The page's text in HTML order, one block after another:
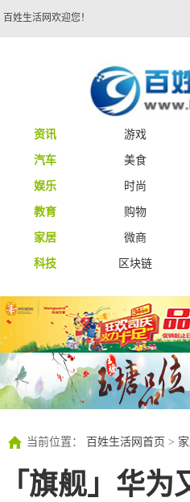
百姓生活网欢迎您！
资讯 游戏
汽车
美食
娱乐
时尚
教育
购物
家居
微商
科技
区块链
当前位置： 百姓生活网首页 >
「旗舰」华